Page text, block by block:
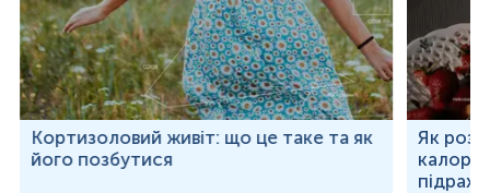
Кортизоловий живіт: що це таке та як
його позбутися
Як